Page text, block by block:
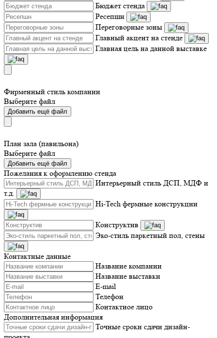
Бюджет стенда
Ресепшн
Переговорные зоны
Главный акцент на стенде
Главная цель на данной выставке
Фирменный стиль компании
Выберите файл
Добавить ещё файл
План зала (павильона)
Выберите файл
Добавить ещё файл
Пожелания к оформлению стенда
Интерьерный стиль ДСП, МДФ и
т.д.
Hi-Tech фермные конструкции
Конструктив
Эко-стиль паркетный пол, стены
Контактные данные
Название компании
Название выставки
E-mail
Телефон
Контактное лицо
Дополнительная информация
Точные сроки сдачи дизайн-